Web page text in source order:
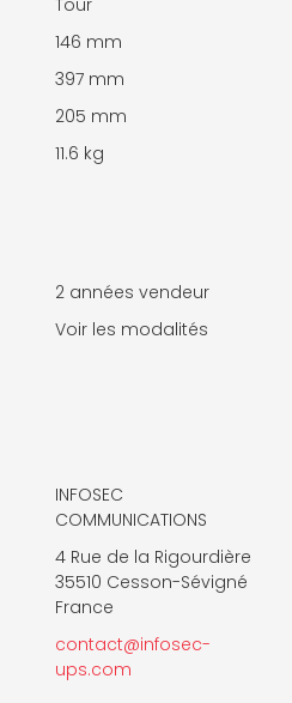
Tour
146 mm
397 mm
205 mm
11.6 kg
2 années vendeur
Voir les modalités
INFOSEC
COMMUNICATIONS
4 Rue de la Rigourdière
35510 Cesson-Sévigné
France
contact@infosec-
ups.com